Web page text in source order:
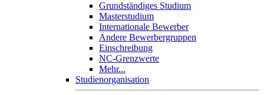
Grundständiges Studium
Masterstudium
Internationale Bewerber
Andere Bewerbergruppen
Einschreibung
NC-Grenzwerte
Mehr...
Studienorganisation